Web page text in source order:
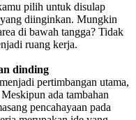
pilih untuk disulap
diinginkan. Mungkin
di bawah tangga? Tidak
ruang kerja.
dinding
pertimbangan utama,
ada tambahan
pencahayaan pada